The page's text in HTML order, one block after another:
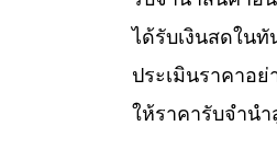
ได้รับเงินสดใน
ประเมินราคาอย่
ให้ราคารับจำน